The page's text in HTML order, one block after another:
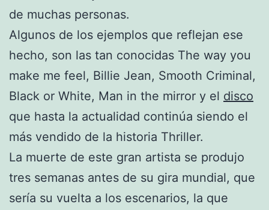
de muchas personas.
Algunos de los ejemplos que reflejan ese
hecho, son las tan conocidas The way you
make me feel, Billie Jean, Smooth Criminal,
Black or White, Man in the mirror y el disco
que hasta la actualidad continúa siendo el
más vendido de la historia Thriller.
La muerte de este gran artista se produjo
tres semanas antes de su gira mundial, que
sería su vuelta a los escenarios, la que